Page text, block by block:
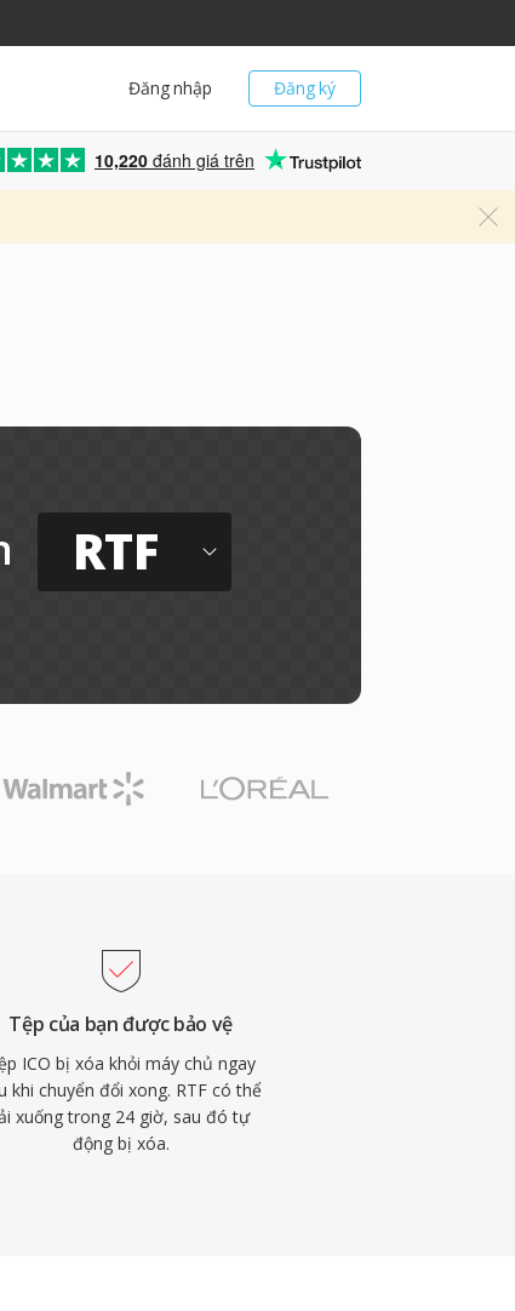
Đăng ký
Đăng nhập
10,220 đánh giá trên
RTF
Tệp của bạn được bảo vệ
ICO bị xóa khỏi máy chủ ngay
khi chuyển đổi xong. RTF có thể
xuống trong 24 giờ, sau đó tự
động bị xóa.